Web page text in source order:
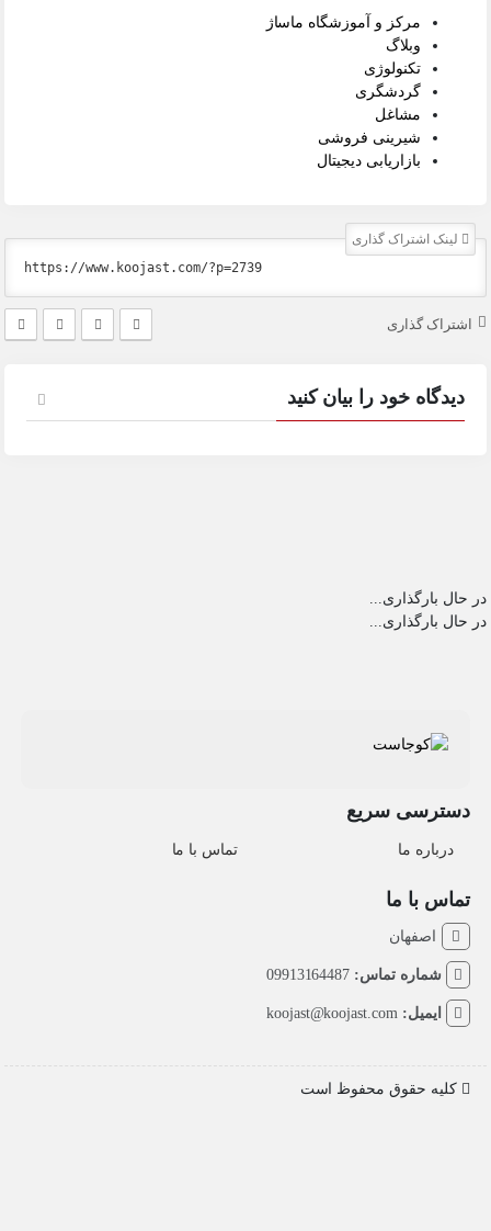
مرکز و آموزشگاه ماساژ
وبلاگ
تکنولوژی
گردشگری
مشاغل
شیرینی فروشی
بازاریابی دیجیتال
لینک اشتراک گذاری
اشتراک گذاری
دیدگاه خود را بیان کنید
در حال بارگذاری...
در حال بارگذاری...
دسترسی سریع
درباره ما تماس با ما
تماس با ما
اصفهان
شماره تماس: 09913164487
ایمیل:koojast@koojast.com
کلیه حقوق محفوظ است